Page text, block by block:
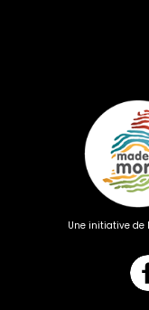
Une initiative de